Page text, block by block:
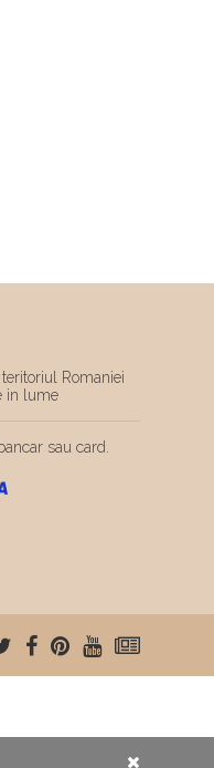
Romaniei
in lume
sau card.